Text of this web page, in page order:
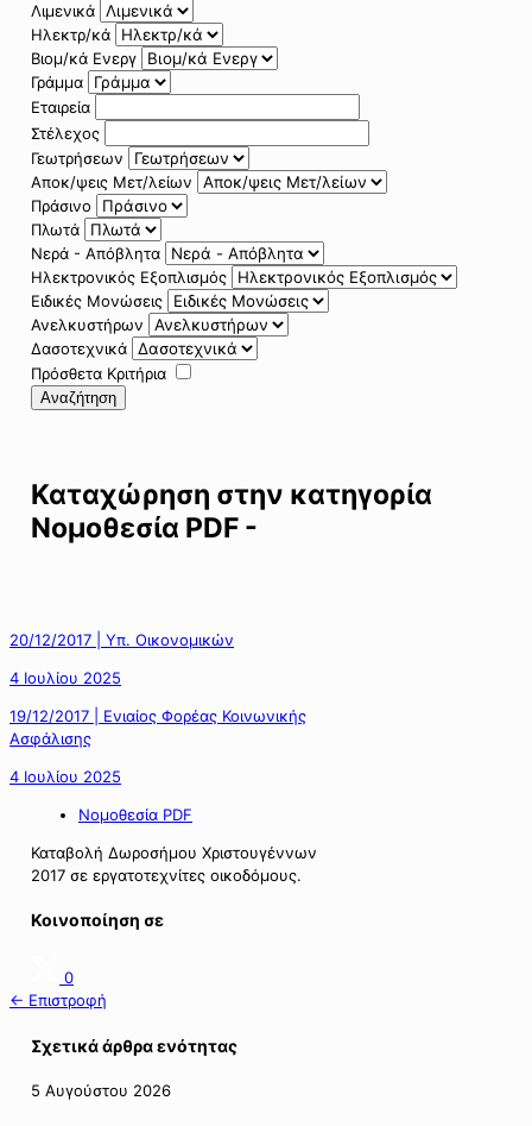
Λιμενικά
Ηλεκτρ/κά
Βιομ/κά Ενεργ
Γράμμα
Εταιρεία
Στέλεχος
Γεωτρήσεων
Αποκ/ψεις Μετ/λείων
Πράσινο
Πλωτά
Νερά - Απόβλητα
Ηλεκτρονικός Εξοπλισμός
Ειδικές Μονώσεις
Ανελκυστήρων
Δασοτεχνικά
Πρόσθετα Κριτήρια
Αναζήτηση
Καταχώρηση στην κατηγορία
Νομοθεσία PDF -
20/12/2017 | Υπ. Οικονομικών
4 Ιουλίου 2025
19/12/2017 | Ενιαίος Φορέας Κοινωνικής
Ασφάλισης
4 Ιουλίου 2025
Νομοθεσία PDF
Καταβολή Δωροσήμου Χριστουγέννων
2017 σε εργατοτεχνίτες οικοδόμους.
Κοινοποίηση σε
0
← Επιστροφή
Σχετικά άρθρα ενότητας
5 Αυγούστου 2026